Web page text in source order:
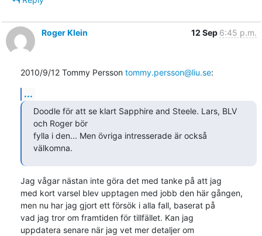
Roger Klein 12 Sep 6:45 p.m.
2010/9/12 Tommy Persson tommy.persson@liu.se:
...
Doodle för att se klart Sapphire and Steele. Lars, BLV
och Roger bör
fylla i den... Men övriga intresserade är också
välkomna.
Jag vågar nästan inte göra det med tanke på att jag
med kort varsel blev upptagen med jobb den här gången,
men nu har jag gjort ett försök i alla fall, baserat på
vad jag tror om framtiden för tillfället. Kan jag
uppdatera senare när jag vet mer detaljer om